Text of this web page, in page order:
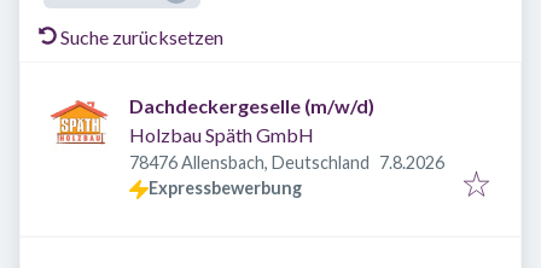
Suche zurücksetzen
Dachdeckergeselle (m/w/d)
Holzbau Späth GmbH
78476 Allensbach, Deutschland Veröffentlicht
7.8.2026
Expressbewerbung